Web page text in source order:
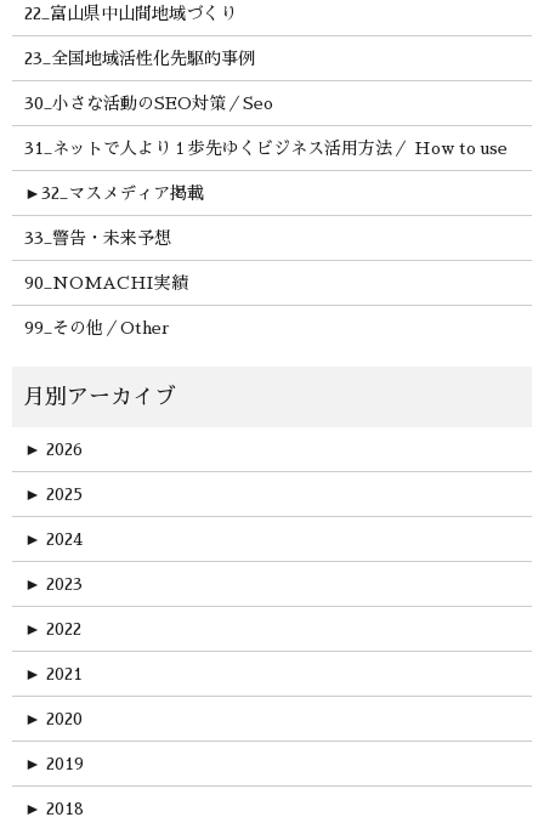
22_富山県中山間地域づくり
23_全国地域活性化先駆的事例
30_小さな活動のSEO対策／Seo
31_ネットで人より１歩先ゆくビジネス活用方法／ How to use
► 32_マスメディア掲載
33_警告・未来予想
90_NOMACHI実績
99_その他／Other
► 2026
► 2025
► 2024
► 2023
► 2022
► 2021
► 2020
► 2019
► 2018